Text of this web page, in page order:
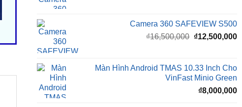
Camera 360 SAFEVIEW S500
₫16,500,000 Giá
₫16,500,000.
₫12,500,000
Màn Hình Android TMAS 10.33 Inch Cho
VinFast Minio Green
₫8,000,000